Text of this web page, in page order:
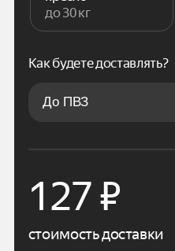
до 30 кг
Как будете доставлять?
127₽
стоимость доставки